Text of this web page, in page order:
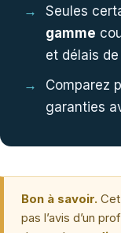
Seules
gamme
et délais
Comparez
garanties
Bon à savoir.
pas l’avis d’un